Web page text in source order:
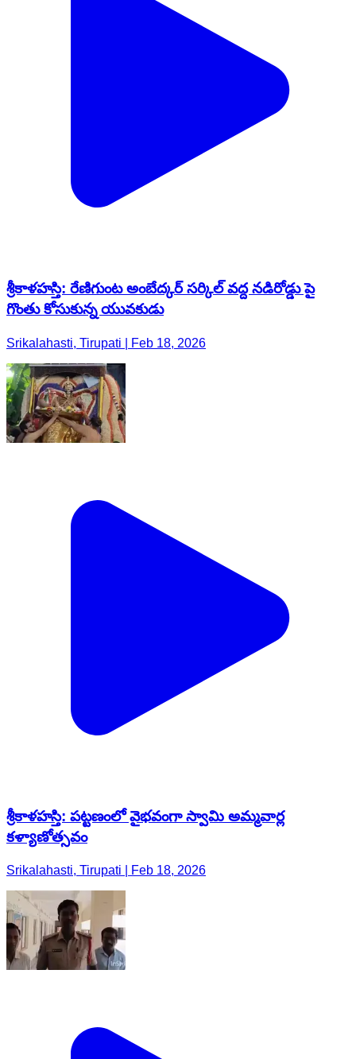
శ్రీకాళహస్తి: రేణిగుంట అంబేద్కర్ సర్కిల్ వద్ద నడిరోడ్డు పై
గొంతు కోసుకున్న యువకుడు
Srikalahasti, Tirupati | Feb 18, 2026
శ్రీకాళహస్తి: పట్టణంలో వైభవంగా స్వామి అమ్మవార్ల
కళ్యాణోత్సవం
Srikalahasti, Tirupati | Feb 18, 2026